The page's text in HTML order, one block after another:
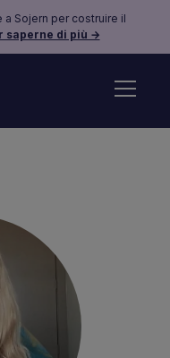
a Sojern per costruire il
saperne di più →